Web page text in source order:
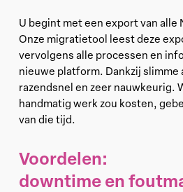
U begint met een export van alle
Onze migratietool leest deze
vervolgens alle processen en
nieuwe platform. Dankzij
razendsnel en zeer nauwkeurig.
handmatig werk zou kosten,
van die tijd.
Voordelen:
downtime en